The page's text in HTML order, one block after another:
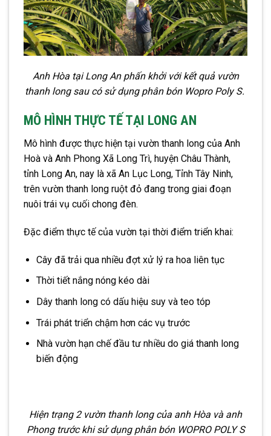
Anh Hòa tại Long An phấn khởi với kết quả vườn
thanh long sau có sử dụng phân bón Wopro Poly S.
MÔ HÌNH THỰC TẾ TẠI LONG AN
Mô hình được thực hiện tại vườn thanh long của Anh
Hoà và Anh Phong Xã Long Trì, huyện Châu Thành,
tỉnh Long An, nay là xã An Lục Long, Tỉnh Tây Ninh,
trên vườn thanh long ruột đỏ đang trong giai đoạn
nuôi trái vụ cuối chong đèn.
Đặc điểm thực tế của vườn tại thời điểm triển khai:
Cây đã trải qua nhiều đợt xử lý ra hoa liên tục
Thời tiết nắng nóng kéo dài
Dây thanh long có dấu hiệu suy và teo tóp
Trái phát triển chậm hơn các vụ trước
Nhà vườn hạn chế đầu tư nhiều do giá thanh long
biến động
Hiện trạng 2 vườn thanh long của anh Hòa và anh
Phong trước khi sử dụng phân bón WOPRO POLY S